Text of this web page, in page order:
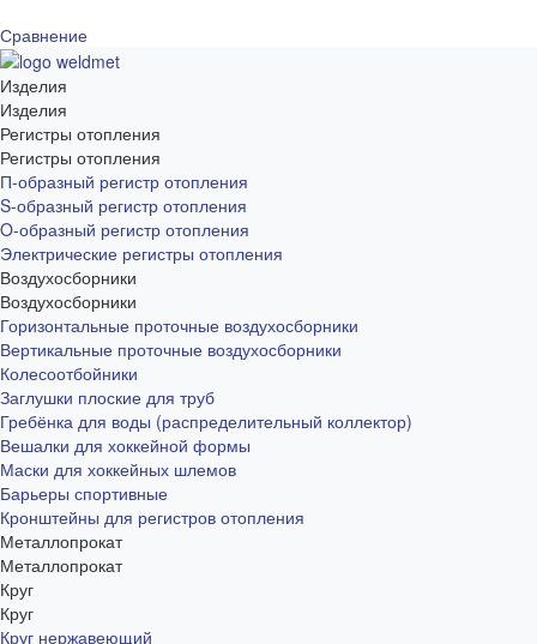
Сравнение
Изделия
Изделия
Регистры отопления
Регистры отопления
П-образный регистр отопления
S-образный регистр отопления
O-образный регистр отопления
Электрические регистры отопления
Воздухосборники
Воздухосборники
Горизонтальные проточные воздухосборники
Вертикальные проточные воздухосборники
Колесоотбойники
Заглушки плоские для труб
Гребёнка для воды (распределительный коллектор)
Вешалки для хоккейной формы
Маски для хоккейных шлемов
Барьеры спортивные
Кронштейны для регистров отопления
Металлопрокат
Металлопрокат
Круг
Круг
Круг нержавеющий